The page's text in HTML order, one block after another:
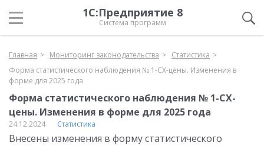
1С:Предприятие 8
Система программ
Главная Мониторинг законодательства
Статистика
Форма статистического наблюдения № 1-СХ-цены. Изменения в
форме для 2025 года
Форма статистического наблюдения № 1-СХ-
цены. Изменения в форме для 2025 года
24.12.2024 Статистика
Внесены изменения в форму статистического